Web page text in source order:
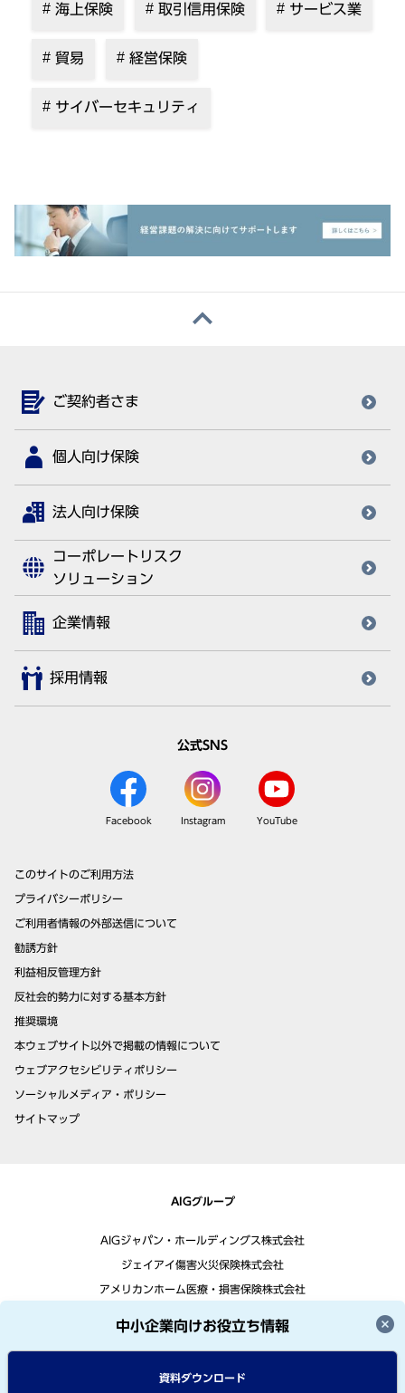
海上保険 取引信用保険 サービス業
貿易 経営保険
サイバーセキュリティ
中小企業向けお役立ち情報
資料ダウンロード
ご契約者さま
個人向け保険
法人向け保険
コーポレートリスク
ソリューション
企業情報
採用情報
公式SNS
Facebook Instagram YouTube
このサイトのご利用方法
プライバシーポリシー
ご利用者情報の外部送信について
勧誘方針
利益相反管理方針
反社会的勢力に対する基本方針
推奨環境
本ウェブサイト以外で掲載の情報について
ウェブアクセシビリティポリシー
ソーシャルメディア・ポリシー
サイトマップ
AIGグループ
AIGジャパン・ホールディングス株式会社
ジェイアイ傷害火災保険株式会社
アメリカンホーム医療・損害保険株式会社